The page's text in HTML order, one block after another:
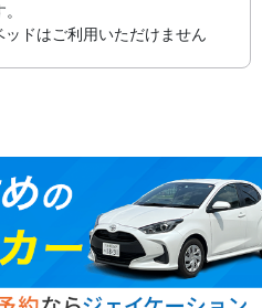
ドはご利用いただけません